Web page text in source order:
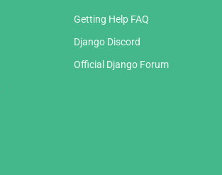
Getting Help FAQ
Django Discord
Official Django Forum